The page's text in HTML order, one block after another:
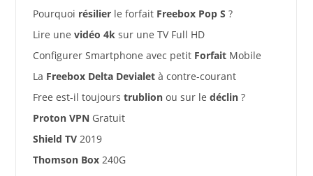
Pourquoi résilierle forfait Freebox Pop S ?
Lire une vidéo 4ksur une TV Full HD
Configurer Smartphone avec petit ForfaitMobile
La Freebox Delta Devialetà contre-courant
Free est-il toujours trublionou sur le déclin?
Proton VPN Gratuit
Shield TV2019
Thomson Box240G